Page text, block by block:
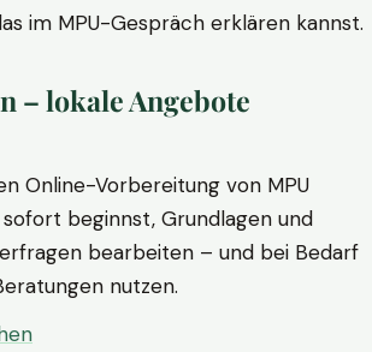
im MPU-Gespräch erklären kannst.
– lokale Angebote
Online-Vorbereitung von MPU
beginnst, Grundlagen und
bearbeiten – und bei Bedarf
nutzen.